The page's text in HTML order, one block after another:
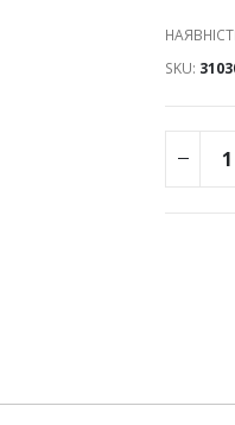
SKU